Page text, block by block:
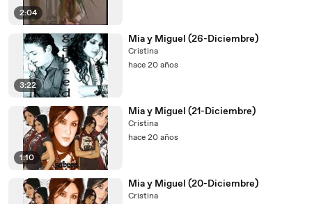
2:04
3:22
Mia y Miguel (26-Diciembre)
Cristina
hace 20 años
1:10
Mia y Miguel (21-Diciembre)
Cristina
hace 20 años
Mia y Miguel (20-Diciembre)
Cristina